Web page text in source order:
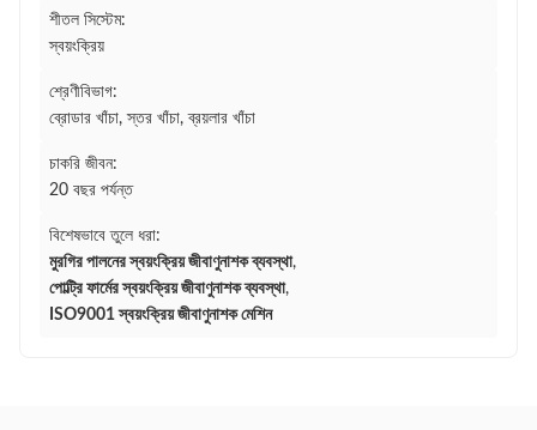
শীতল সিস্টেম:
স্বয়ংক্রিয়
শ্রেণীবিভাগ:
ব্রোডার খাঁচা, স্তর খাঁচা, ব্রয়লার খাঁচা
চাকরি জীবন:
20 বছর পর্যন্ত
বিশেষভাবে তুলে ধরা:
মুরগির পালনের স্বয়ংক্রিয় জীবাণুনাশক ব্যবস্থা,
পোল্ট্রি ফার্মের স্বয়ংক্রিয় জীবাণুনাশক ব্যবস্থা,
ISO9001 স্বয়ংক্রিয় জীবাণুনাশক মেশিন